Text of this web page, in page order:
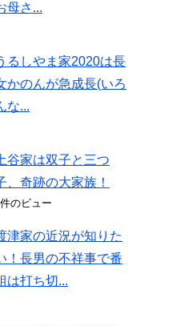
母さ...
るしやま家2020は長
かのんが急成長(いろ
な...
谷家は双子と三つ
、奇跡の大家族！
のビュー
津家の近況が知りた
！長男の不祥事で番
は打ち切...